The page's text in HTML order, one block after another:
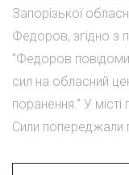
Запорізької
Федоров, згідно з
"Федоров
сил на обласний
поранення." У місті
Сили попереджали